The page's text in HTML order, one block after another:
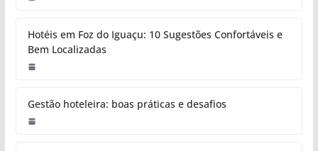
Hotéis em Foz do Iguaçu: 10 Sugestões Confortáveis e
Bem Localizadas
Gestão hoteleira: boas práticas e desafios